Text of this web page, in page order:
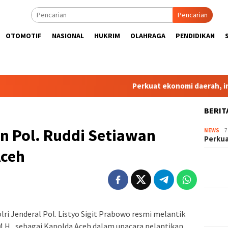
Pencarian
OTOMOTIF NASIONAL HUKRIM OLAHRAGA PENDIDIKAN
Perkuat ekonomi daerah, ini
Pol. Ruddi Setiawan
Jenderal Pol. Listyo Sigit Prabowo resmi melantik
NEWS